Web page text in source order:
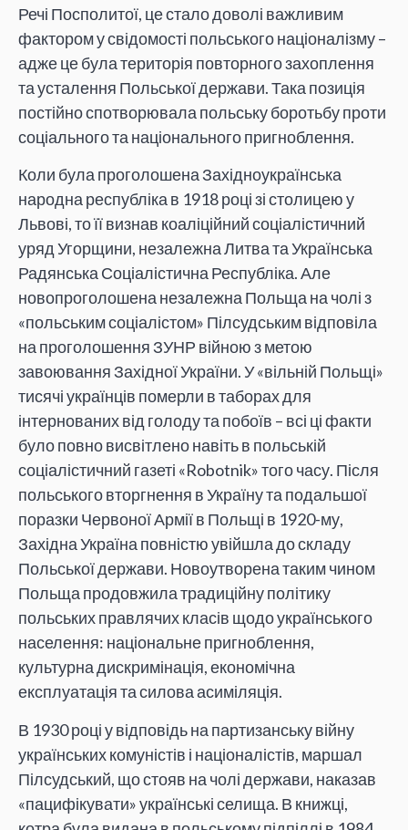
Речі Посполитої, це стало доволі важливим
фактором у свідомості польського націоналізму –
адже це була територія повторного захоплення
та усталення Польської держави. Така позиція
постійно спотворювала польську боротьбу проти
соціального та національного пригноблення.
Коли була проголошена Західноукраїнська
народна республіка в 1918 році зі столицею у
Львові, то її визнав коаліційний соціалістичний
уряд Угорщини, незалежна Литва та Українська
Радянська Соціалістична Республіка. Але
новопроголошена незалежна Польща на чолі з
«польським соціалістом» Пілсудським відповіла
на проголошення ЗУНР війною з метою
завоювання Західної України. У «вільній Польщі»
тисячі українців померли в таборах для
інтернованих від голоду та побоїв – всі ці факти
було повно висвітлено навіть в польській
соціалістичний газеті «Robotnik» того часу. Після
польського вторгнення в Україну та подальшої
поразки Червоної Армії в Польщі в 1920-му,
Західна Україна повністю увійшла до складу
Польської держави. Новоутворена таким чином
Польща продовжила традиційну політику
польських правлячих класів щодо українського
населення: національне пригноблення,
культурна дискримінація, економічна
експлуатація та силова асиміляція.
В 1930 році у відповідь на партизанську війну
українських комуністів і націоналістів, маршал
Пілсудський, що стояв на чолі держави, наказав
«пацифікувати» українські селища. В книжці,